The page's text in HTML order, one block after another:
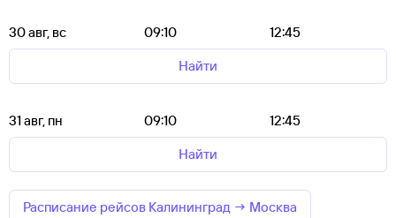
30 авг, вс 09:10
12:45
Найти
31 авг, пн 09:10
12:45
Найти
Расписание рейсов Калининград → Москва